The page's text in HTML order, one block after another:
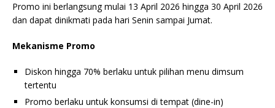
Promo ini berlangsung mulai 13 April 2026 hingga 30 April 2026
dan dapat dinikmati pada hari Senin sampai Jumat.
Mekanisme Promo
Diskon hingga 70% berlaku untuk pilihan menu dimsum
tertentu
Promo berlaku untuk konsumsi di tempat (dine-in)